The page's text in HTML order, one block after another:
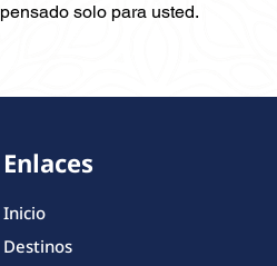
solo para usted.
Enlaces
Inicio
Destinos